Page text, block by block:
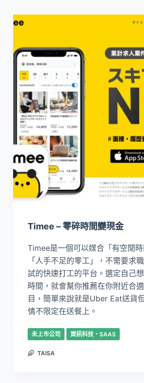
Timee – 零碎時間變現金
Timee是一個可以媒合「有空閒
「人手不足的零工」，不需要求
試的快速打工的平台。選定自己
時間，就會幫你推薦在你附近合
目，簡單來說就是Uber Eat送貨
情不限定在送餐上。
未上市公司 資訊科技・SAAS
TAISA